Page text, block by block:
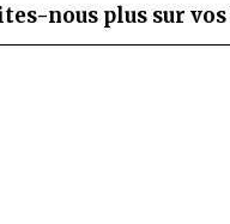
nous plus sur vos